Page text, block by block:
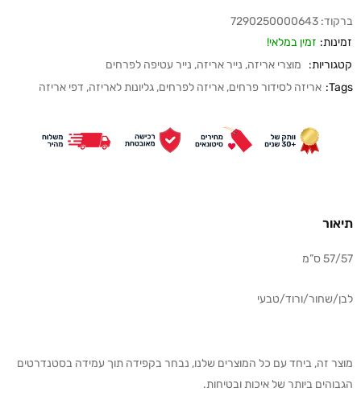
ברקוד: 7290250000643
זמינות: זמין במלאי!
קטגוריות:
מוצרי אריזה, נייר אריזה, נייר עטיפה לפרחים
Tags: אריזה לסידור פרחים, אריזה לפרחים, גליונות לאריזה, דפי אריזה
תיאור
57/57 ס”מ
לבן/שחור/ורוד/טבעי
מוצר זה, ביחד עם כל המוצרים שלנו, נבחר בקפידה תוך עמידה בסטנדרטים
הגבוהים ביותר של איכות ובטיחות.